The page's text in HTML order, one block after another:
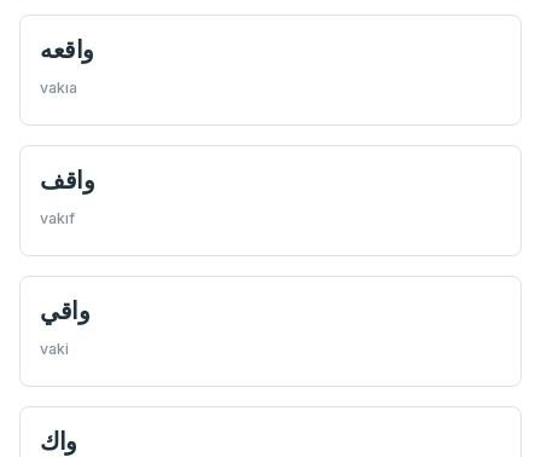
واقعه
vakıa
واقف
vakıf
واقي
vaki
واك